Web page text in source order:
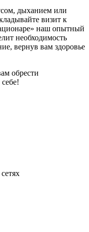
дыханием или
визит к
наш опытный
необходимость
вернув вам здоровье
обрести